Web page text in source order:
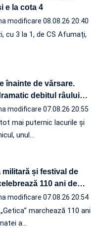
e la cota 4
modificare 08.08.26 20:40
cu 3 la 1, de CS Afumați,
înainte de vărsare.
debitul râului…
modificare 07.08.26 20:55
mai puternic lacurile și
unul…
militară și festival de
110 ani de…
modificare 07.08.26 20:54
marchează 110 ani
a…